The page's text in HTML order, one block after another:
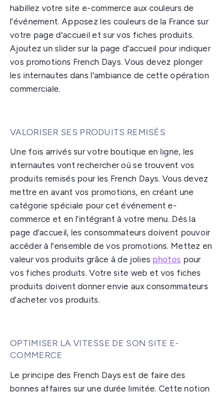
habillez votre site e-commerce aux couleurs de
l'événement. Apposez les couleurs de la France sur
votre page d'accueil et sur vos fiches produits.
Ajoutez un slider sur la page d'accueil pour indiquer
vos promotions French Days. Vous devez plonger
les internautes dans l'ambiance de cette opération
commerciale.
VALORISER SES PRODUITS REMISÉS
Une fois arrivés sur votre boutique en ligne, les
internautes vont rechercher où se trouvent vos
produits remisés pour les French Days. Vous devez
mettre en avant vos promotions, en créant une
catégorie spéciale pour cet événement e-
commerce et en l'intégrant à votre menu. Dès la
page d'accueil, les consommateurs doivent pouvoir
accéder à l'ensemble de vos promotions. Mettez en
valeur vos produits grâce à de jolies photos pour
vos fiches produits. Votre site web et vos fiches
produits doivent donner envie aux consommateurs
d'acheter vos produits.
OPTIMISER LA VITESSE DE SON SITE E-
COMMERCE
Le principe des French Days est de faire des
bonnes affaires sur une durée limitée. Cette notion